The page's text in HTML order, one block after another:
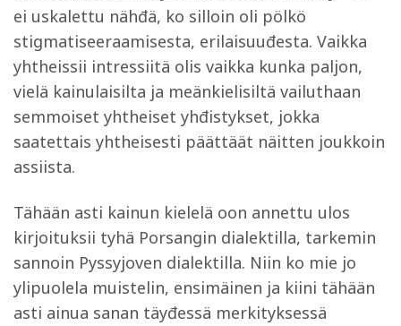
ei uskalettu nähđä, ko silloin oli pölkö
stigmatiseeraamisesta, erilaisuuđesta. Vaikka
yhtheissii intressiitä olis vaikka kunka paljon,
vielä kainulaisilta ja meänkielisiltä vailuthaan
semmoiset yhtheiset yhđistykset, jokka
saatettais yhtheisesti päättäät näitten joukkoin
assiista.
Tähään asti kainun kielelä oon annettu ulos
kirjoituksii tyhä Porsangin dialektilla, tarkemin
sannoin Pyssyjoven dialektilla. Niin ko mie jo
ylipuolela muistelin, ensimäinen ja kiini tähään
asti ainua sanan täyđessä merkityksessä